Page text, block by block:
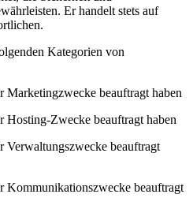
Er handelt stets auf
Kategorien von
beauftragt haben
Hosting-Zwecke beauftragt haben
Verwaltungszwecke beauftragt
Kommunikationszwecke beauftragt